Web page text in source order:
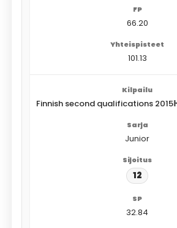
66.20
101.13
Finnish second qualifications 2015
Junior
12
32.84